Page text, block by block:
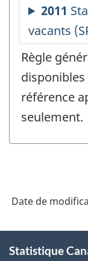
Règle
référence
seulement.
Date de
propos
Statistique